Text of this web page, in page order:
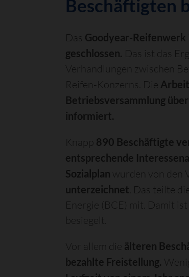
Beschäftigten
Das Goodyear-Reifenwerk
geschlossen. Das ist das
Verhandlungen zwischen
Reifen-Konzerns. Die
Betriebsversammlung
informiert.
Knapp 890 Beschäftigte
entsprechende
Sozialplan wurden von den
unterzeichnet . Das teilte
Energie (BCE) mit. Damit
besiegelt.
Vor allem die älteren
bezahlte Freistellung.